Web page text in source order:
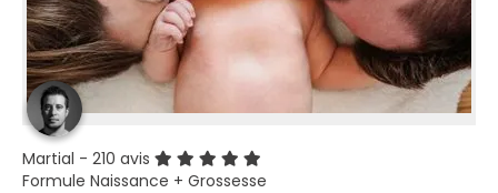
Martial - 210 avis
Formule Naissance + Grossesse